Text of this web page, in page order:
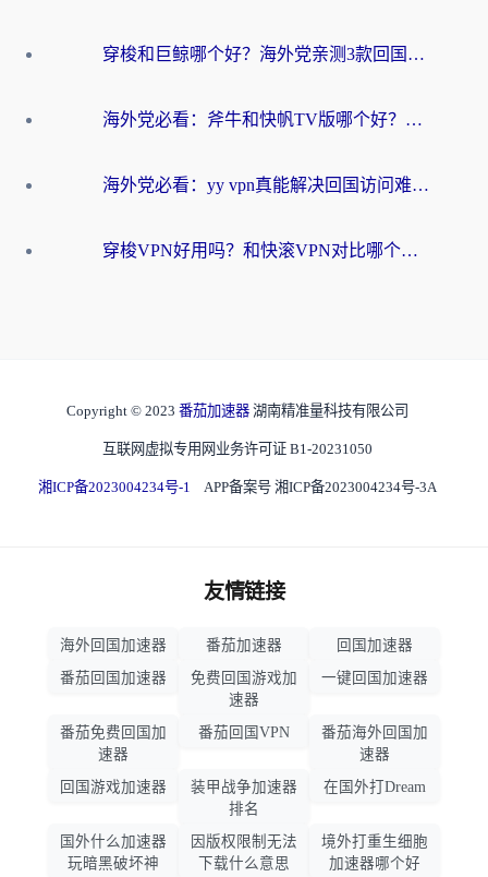
穿梭和巨鲸哪个好？海外党亲测3款回国加速器，教你避开90%的坑
海外党必看：斧牛和快帆TV版哪个好？3分钟选对回国加速器，无缝刷B站、追热剧
海外党必看：yy vpn真能解决回国访问难题？附云极initap测评+免费方案对比
穿梭VPN好用吗？和快滚VPN对比哪个回国效果更好？海外党选回国加速器必看指南
Copyright © 2023 番茄加速器 湖南精准量科技有限公司
互联网虚拟专用网业务许可证 B1-20231050
湘ICP备2023004234号-1 APP备案号 湘ICP备2023004234号-3A
友情链接
海外回国加速器 番茄加速器
回国加速器
番茄回国加速器
免费回国游戏加
速器
一键回国加速器
番茄免费回国加
速器
番茄回国VPN
番茄海外回国加
速器
回国游戏加速器
装甲战争加速器
排名
在国外打Dream
国外什么加速器
玩暗黑破坏神
因版权限制无法
下载什么意思
境外打重生细胞
加速器哪个好